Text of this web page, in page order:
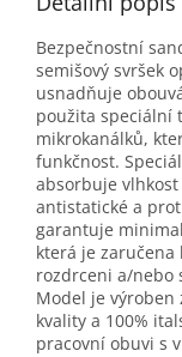
Bezpečnostní
semišový svršek
usnadňuje
použita speciální
mikrokanálků,
funkčnost.
absorbuje
antistatické a
garantuje
která je
rozdrceni a/nebo
Model je výroben
kvality a 100%
pracovní obuvi s